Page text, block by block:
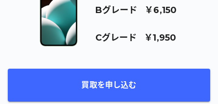
Bグレード ￥6,150
Cグレード ￥1,950
買取を申し込む